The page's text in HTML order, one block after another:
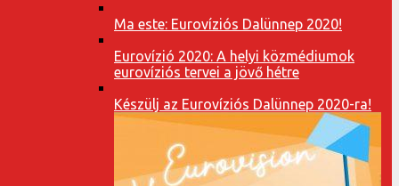
Ma este: Eurovíziós Dalünnep 2020!
Eurovízió 2020: A helyi közmédiumok
eurovíziós tervei a jövő hétre
Készülj az Eurovíziós Dalünnep 2020-ra!